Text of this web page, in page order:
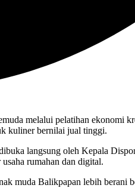
melalui pelatihan ekonomi
kuliner bernilai jual tinggi.
langsung oleh Kepala
rumahan dan digital.
muda Balikpapan lebih berani